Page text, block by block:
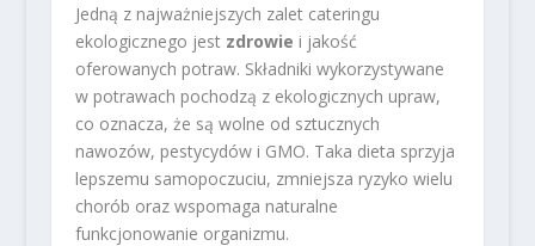
Jedną z najważniejszych zalet cateringu
ekologicznego jest zdrowie i jakość
oferowanych potraw. Składniki wykorzystywane
w potrawach pochodzą z ekologicznych upraw,
co oznacza, że są wolne od sztucznych
nawozów, pestycydów i GMO. Taka dieta sprzyja
lepszemu samopoczuciu, zmniejsza ryzyko wielu
chorób oraz wspomaga naturalne
funkcjonowanie organizmu.